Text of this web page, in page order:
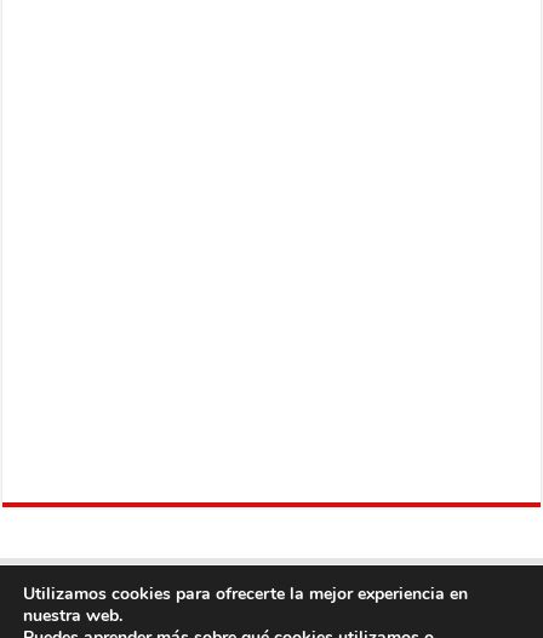
Utilizamos cookies para ofrecerte la mejor experiencia en
nuestra web.